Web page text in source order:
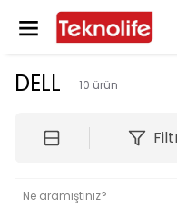
DELL 10 ürün